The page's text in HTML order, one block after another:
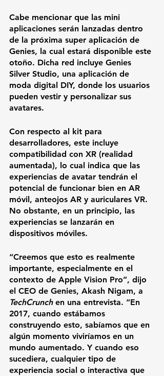
Cabe mencionar que las mini
aplicaciones serán lanzadas dentro
de la próxima super aplicación de
Genies, la cual estará disponible este
otoño. Dicha red incluye Genies
Silver Studio, una aplicación de
moda digital DIY, donde los usuarios
pueden vestir y personalizar sus
avatares.
Con respecto al kit para
desarrolladores, este incluye
compatibilidad con XR (realidad
aumentada), lo cual indica que las
experiencias de avatar tendrán el
potencial de funcionar bien en AR
móvil, anteojos AR y auriculares VR.
No obstante, en un principio, las
experiencias se lanzarán en
dispositivos móviles.
“Creemos que esto es realmente
importante, especialmente en el
contexto de Apple Vision Pro”, dijo
el CEO de Genies, Akash Nigam, a
TechCrunch en una entrevista. “En
2017, cuando estábamos
construyendo esto, sabíamos que en
algún momento viviríamos en un
mundo aumentado. Y cuando eso
sucediera, cualquier tipo de
experiencia social o interactiva que